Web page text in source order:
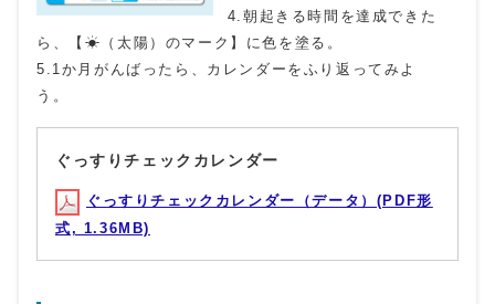
4.朝起きる時間を達成できた
ら、【☀（太陽）のマーク】に色を塗る。
5.1か月がんばったら、カレンダーをふり返ってみよ
う。
ぐっすりチェックカレンダー
ぐっすりチェックカレンダー（データ）(PDF形
式, 1.36MB)